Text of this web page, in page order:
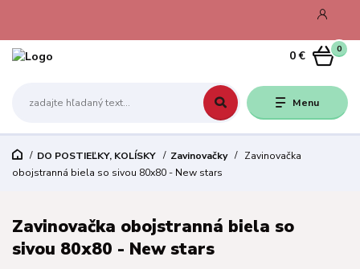
Menu
0
0 €
DO POSTIEĽKY, KOLÍSKY Zavinovačky
Zavinovačka
obojstranná biela so sivou 80x80 - New stars
Zavinovačka obojstranná biela so
sivou 80x80 - New stars